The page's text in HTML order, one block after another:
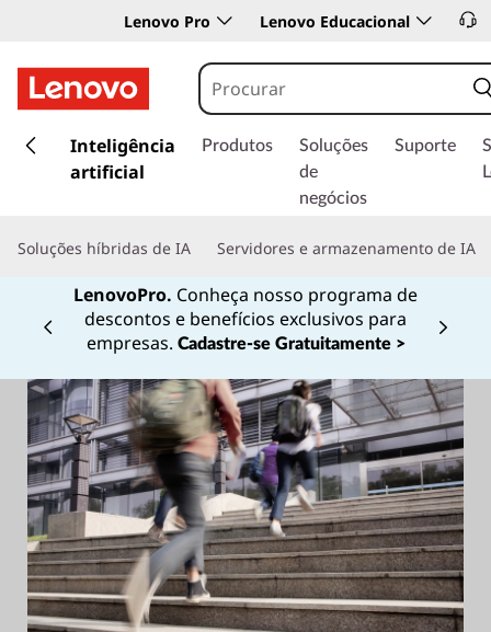
Lenovo Pro Lenovo Educacional
a
r
c
o
n
ú
d
o
p
Inteligência
artificial
Produtos
Soluções
de
negócios
Suporte
Soluções híbridas de IA Servidores e armazenamento de IA
LenovoPro. Conheça nosso programa de
descontos e benefícios exclusivos para
empresas. Cadastre-se Gratuitamente >
Currently displaying item 1 of